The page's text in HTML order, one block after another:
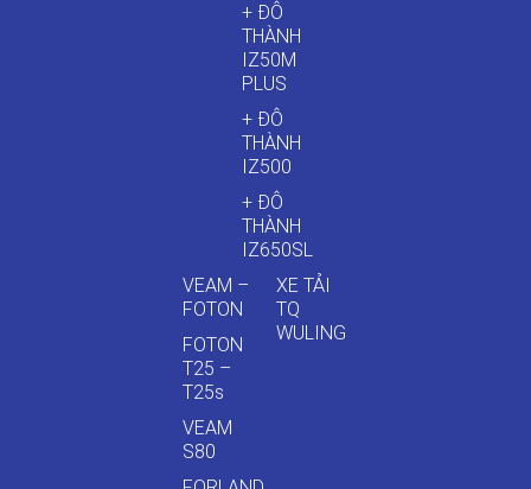
+ ĐÔ
THÀNH
IZ50M
PLUS
+ ĐÔ
THÀNH
IZ500
+ ĐÔ
THÀNH
IZ650SL
VEAM –
FOTON
FOTON
T25 –
T25s
VEAM
S80
XE TẢI
TQ
WULING